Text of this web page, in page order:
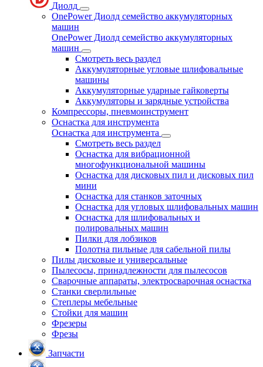
Диолд
OnePower Диолд семейство аккумуляторных
машин
OnePower Диолд семейство аккумуляторных
машин
Смотреть весь раздел
Аккумуляторные угловые шлифовальные
машины
Аккумуляторные ударные гайковерты
Аккумуляторы и зарядные устройства
Компрессоры, пневмоинструмент
Оснастка для инструмента
Оснастка для инструмента
Смотреть весь раздел
Оснастка для вибрационной
многофункциональной машины
Оснастка для дисковых пил и дисковых пил
мини
Оснастка для станков заточных
Оснастка для угловых шлифовальных машин
Оснастка для шлифовальных и
полировальных машин
Пилки для лобзиков
Полотна пильные для сабельной пилы
Пилы дисковые и универсальные
Пылесосы, принадлежности для пылесосов
Сварочные аппараты, электросварочная оснастка
Станки сверлильные
Степлеры мебельные
Стойки для машин
Фрезеры
Фрезы
Запчасти